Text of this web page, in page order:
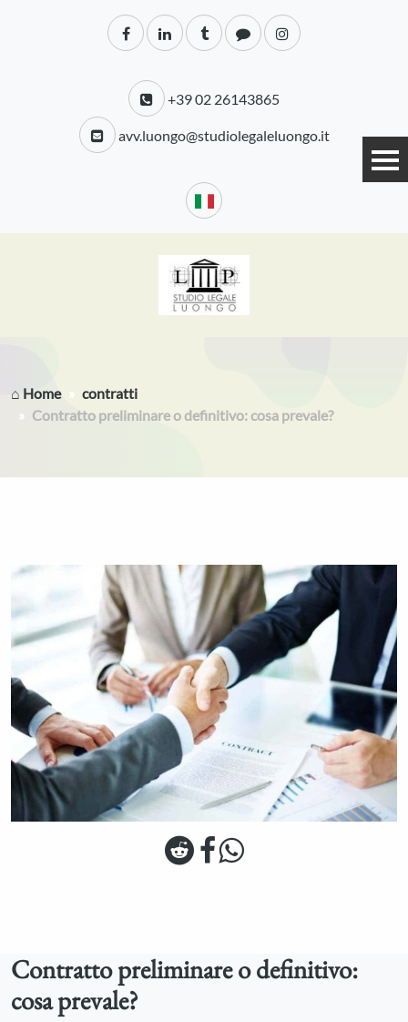
+39 02 26143865
avv.luongo@studiolegaleluongo.it
⌂ Home
contratti
Contratto preliminare o definitivo: cosa prevale?
Contratto preliminare o definitivo:
cosa prevale?